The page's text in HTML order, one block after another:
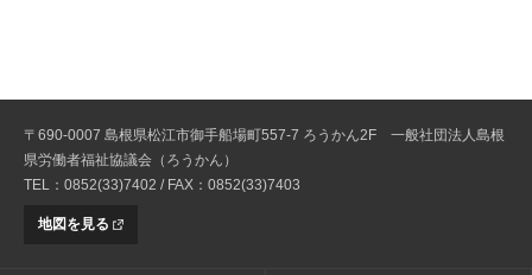
〒690-0007 島根県松江市御手船場町557-7 ろうかん2F 一般社団法人島根
県労働者福祉協議会（ろうかん）
TEL：0852(33)7402 / FAX：0852(33)7403
地図を見る